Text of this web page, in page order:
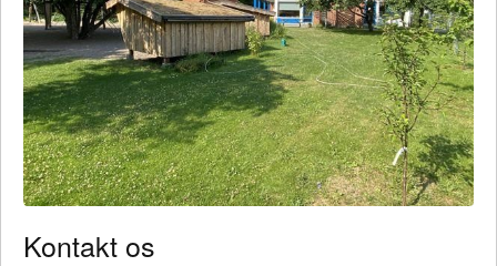
Kontakt os